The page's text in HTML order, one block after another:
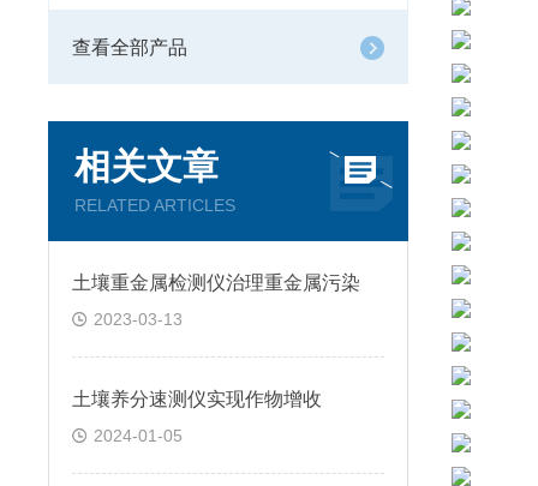
查看全部产品
相关文章
RELATED ARTICLES
土壤重金属检测仪治理重金属污染
2023-03-13
土壤养分速测仪实现作物增收
2024-01-05